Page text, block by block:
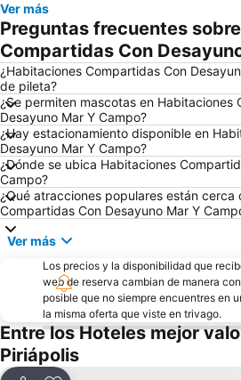
Ver más
Preguntas frecuentes
Compartidas Con
¿Habitaciones Compartidas Con
de pileta?
¿Se permiten mascotas en Habitaciones
Desayuno Mar Y Campo?
¿Hay estacionamiento disponible en
Desayuno Mar Y Campo?
¿Dónde se ubica Habitaciones
Campo?
¿Qué atracciones populares están cerca
Compartidas Con Desayuno Mar Y
Ver más
Los precios y la disponibilidad que
web de reserva cambian de manera
posible que no siempre encuentres en
la misma oferta que viste en trivago.
Entre los Hoteles mejor
Piriápolis